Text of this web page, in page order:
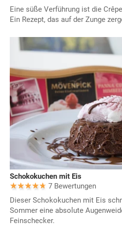
Eine süße Verführung ist die
Ein Rezept, das auf der Zunge
Schokokuchen mit Eis
7 Bewertungen
Dieser Schokokuchen mit Eis
Sommer eine absolute
Feinschecker.